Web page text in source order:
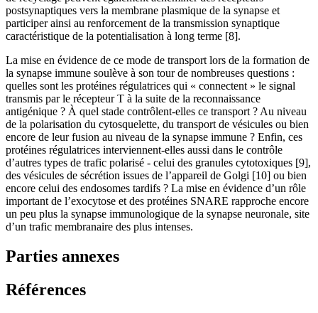
postsynaptiques vers la membrane plasmique de la synapse et
participer ainsi au renforcement de la transmission synaptique
caractéristique de la potentialisation à long terme [8].
La mise en évidence de ce mode de transport lors de la formation de
la synapse immune soulève à son tour de nombreuses questions :
quelles sont les protéines régulatrices qui « connectent » le signal
transmis par le récepteur T à la suite de la reconnaissance
antigénique ? À quel stade contrôlent-elles ce transport ? Au niveau
de la polarisation du cytosquelette, du transport de vésicules ou bien
encore de leur fusion au niveau de la synapse immune ? Enfin, ces
protéines régulatrices interviennent-elles aussi dans le contrôle
d’autres types de trafic polarisé - celui des granules cytotoxiques [9],
des vésicules de sécrétion issues de l’appareil de Golgi [10] ou bien
encore celui des endosomes tardifs ? La mise en évidence d’un rôle
important de l’exocytose et des protéines SNARE rapproche encore
un peu plus la synapse immunologique de la synapse neuronale, site
d’un trafic membranaire des plus intenses.
Parties annexes
Références